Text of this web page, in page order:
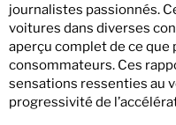
journalistes passionnés.
voitures dans diverses
aperçu complet de ce
consommateurs. Ces
sensations ressenties au
progressivité de